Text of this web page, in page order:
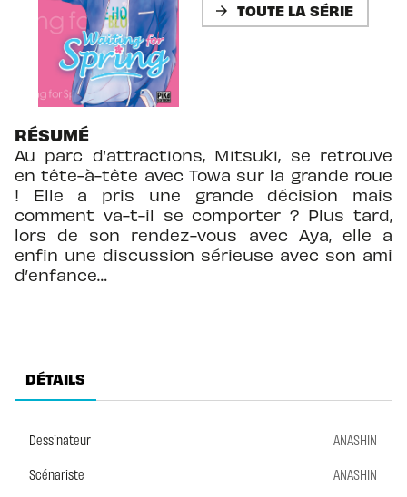
arrow_forward TOUTE LA SÉRIE
RÉSUMÉ
Au parc d’attractions, Mitsuki, se retrouve
en tête-à-tête avec Towa sur la grande roue
! Elle a pris une grande décision mais
comment va-t-il se comporter ? Plus tard,
lors de son rendez-vous avec Aya, elle a
enfin une discussion sérieuse avec son ami
d’enfance…
DÉTAILS
Dessinateur
ANASHIN
Scénariste
ANASHIN